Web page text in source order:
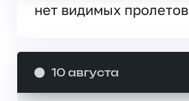
нет видимых пролетов
10 августа